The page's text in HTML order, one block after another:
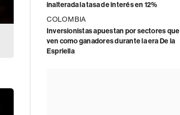
inalterada la tasa de interés en 12%
COLOMBIA
Inversionistas apuestan por sectores que
ven como ganadores durante la era De la
Espriella